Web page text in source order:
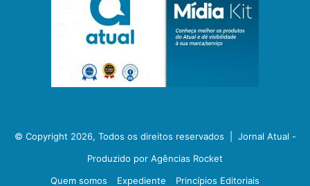
© Copyright 2026, Todos os direitos reservados | Jornal Atual -
Produzido por Agências Rocket
Quem somos
Expediente
Princípios Editoriais